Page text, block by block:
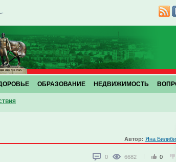
ОБРАЗОВАНИЕ НЕДВИЖИМОСТЬ
Автор: Яна
0 6682 0